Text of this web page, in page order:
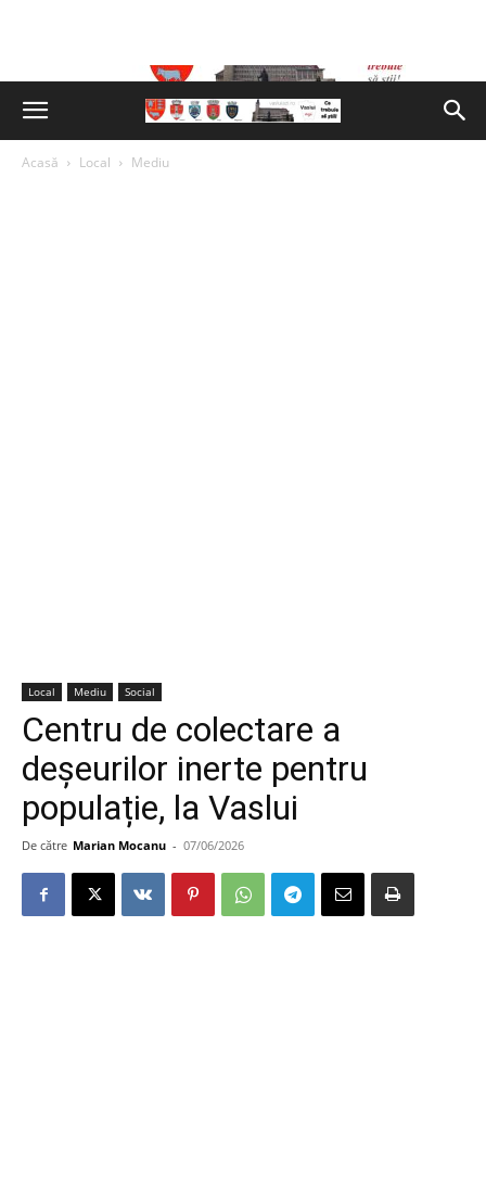
Acasă Local Mediu
Local Mediu Social
Centru de colectare a
deșeurilor inerte pentru
populație, la Vaslui
De către Marian Mocanu - 07/06/2026